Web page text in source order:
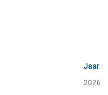
Jaar
2026